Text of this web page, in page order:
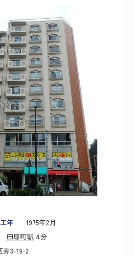
年
1975年2月
田原町駅 4分
寿3-19-2